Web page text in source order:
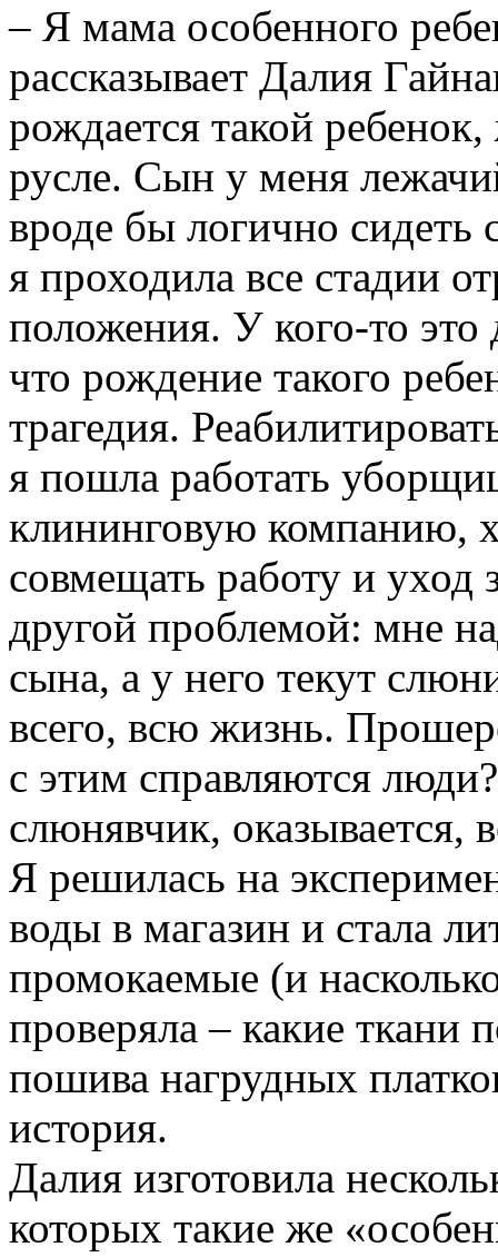
– Я мама особенного
рассказывает Далия
рождается такой
русле. Сын у меня
вроде бы логично
я проходила все стадии
положения. У кого-то
что рождение такого
трагедия.
я пошла работать
клининговую компанию,
совмещать работу и уход
другой проблемой: мне
сына, а у него текут
всего, всю жизнь.
с этим справляются
слюнявчик, оказывается,
Я решилась на
воды в магазин и стала
промокаемые (и
проверяла – какие ткани
пошива нагрудных
история.
Далия изготовила
которых такие же